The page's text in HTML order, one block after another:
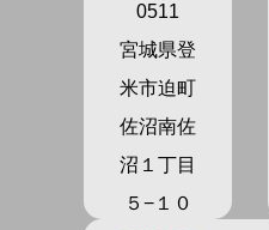
0511
宮城県登
米市迫町
佐沼南佐
沼１丁目
５−１０